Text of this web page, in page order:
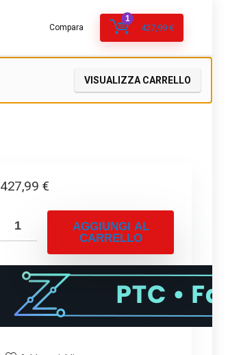
Compara
1
427,99 €
VISUALIZZA CARRELLO
427,99 €
AGGIUNGI AL
CARRELLO